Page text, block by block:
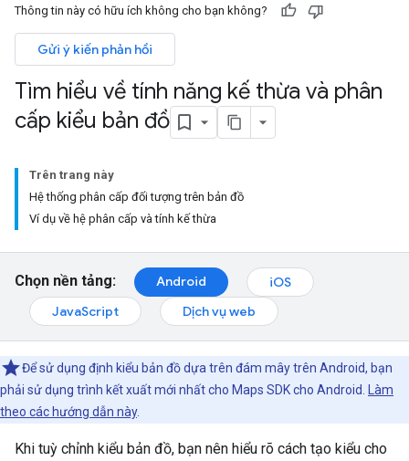
Thông tin này có hữu ích không cho bạn không?
Gửi ý kiến phản hồi
Tìm hiểu về tính năng kế thừa và phân
cấp kiểu bản đồ
Trên trang này
Hệ thống phân cấp đối tượng trên bản đồ
Ví dụ về hệ phân cấp và tính kế thừa
Chọn nền tảng: Android
iOS
JavaScript
Dịch vụ web
Để sử dụng định kiểu bản đồ dựa trên đám mây trên Android, bạn
phải sử dụng trình kết xuất mới nhất cho Maps SDK cho Android.
Làm
theo các hướng dẫn này.
Khi tuỳ chỉnh kiểu bản đồ, bạn nên hiểu rõ cách tạo kiểu cho